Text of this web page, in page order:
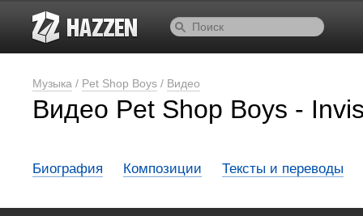
Музыка / Pet Shop Boys / Видео
Видео Pet Shop Boys -
Биография Композиции Тексты и переводы